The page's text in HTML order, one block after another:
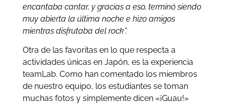
encantaba cantar, y gracias a eso, terminó siendo
muy abierta la última noche e hizo amigos
mientras disfrutaba del rock”.
Otra de las favoritas en lo que respecta a
actividades únicas en Japón, es la experiencia
teamLab. Como han comentado los miembros
de nuestro equipo, los estudiantes se toman
muchas fotos y simplemente dicen «¡Guau!»